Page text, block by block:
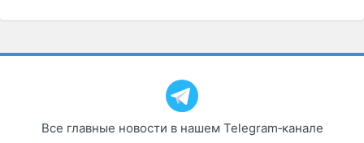
Все главные новости в нашем Telegram‑канале